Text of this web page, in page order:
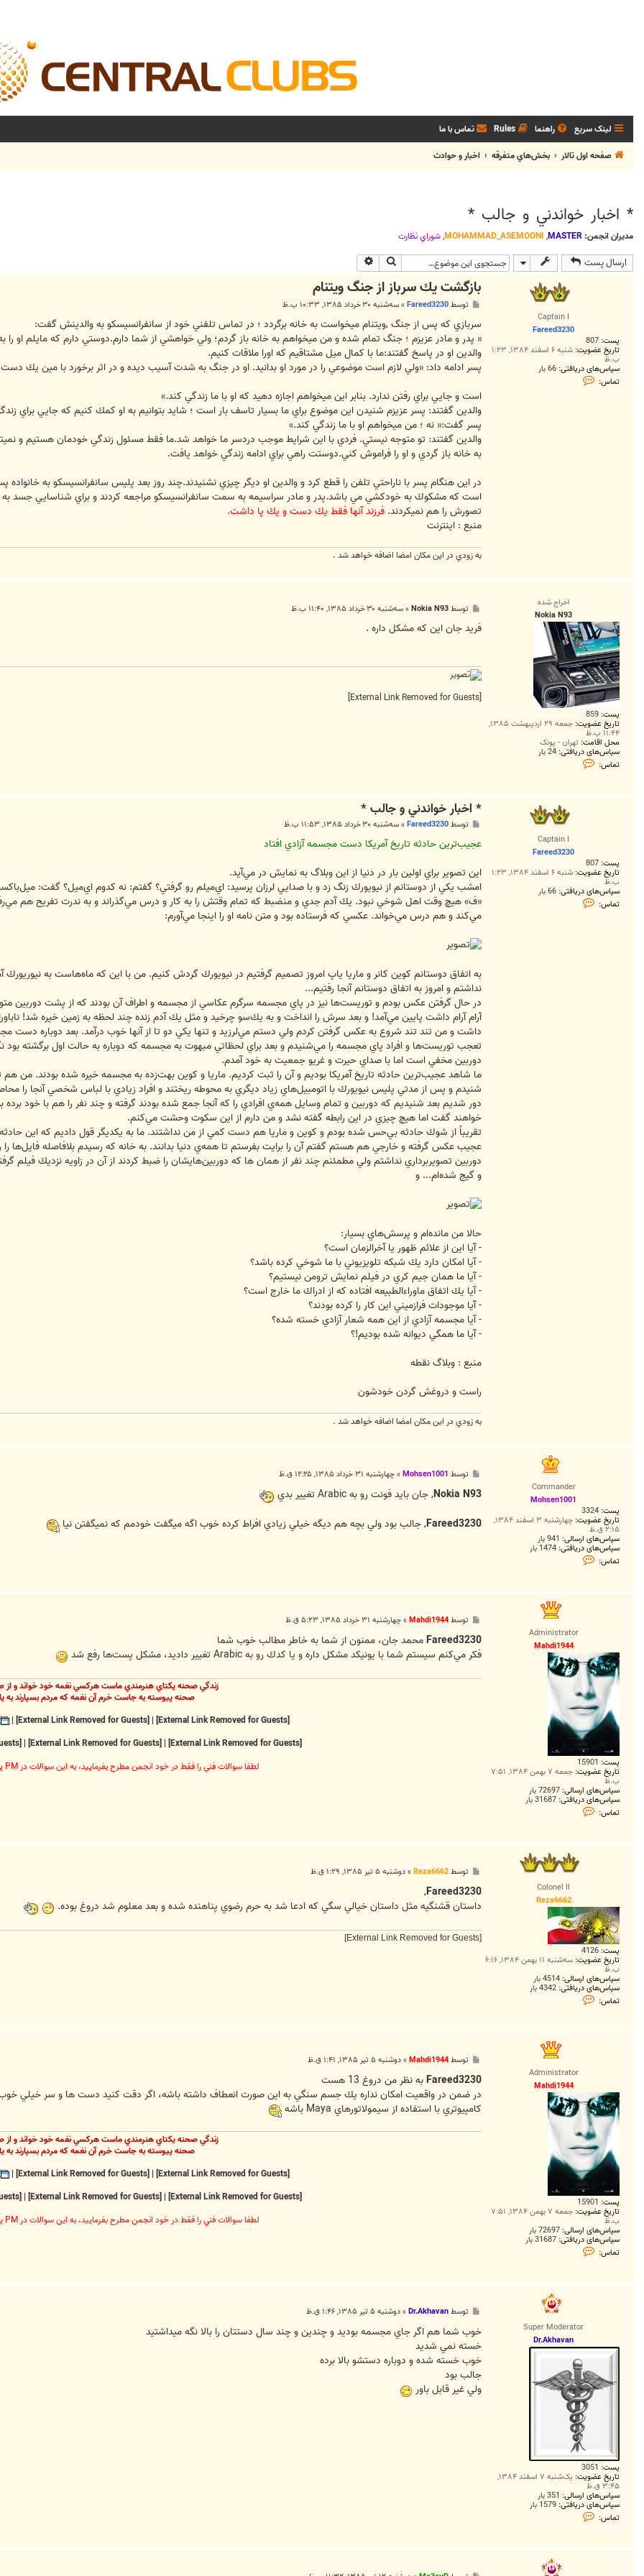
لینک سریع راهنما Rules تماس با ما
صفحه اول تالار
بخش‌‌هاي متفرقه اخبار و حوادث
* اخبار خواندني و جالب *
مدیران انجمن: MASTER
,
MOHAMMAD_ASEMOONI
,شوراي نظارت
ارسال پست جستجو
Captain I
Fareed3230
پست: 807
تاریخ عضویت: شنبه ۶ اسفند ۱۳۸۴, ۱:۲۳
ب.ظ
سپاس‌های دریافتی: 66 بار
تماس:
ت
بازگشت يك سرباز از جنگ ويتنام
ت
توسطFareed3230
»سه‌شنبه ۳۰ خرداد ۱۳۸۵, ۱۰:۳۳ ب.ظ
سربازي كه پس از جنگ ,ويتنام ميخواست به خانه برگردد ؛ در تماس تلفني خود از سانفرانسيسكو به والدينش گفت:
« پدر و مادر عزيزم ؛ جنگ تمام شده و من ميخواهم به خانه باز گردم؛ ولي خواهشي از شما دارم.دوستي دارم كه مايلم او را به
والدين او در پاسخ گفتند:ما با كمال ميل مشتاقيم كه اورا ملاقات كنيم.
پسر ادامه داد: «ولي لازم است موضوعي را در مورد او بدانيد. او در جنگ به شدت آسيب ديده و در اثر برخورد با مين يك
است و جايي براي رفتن ندارد. بنابر اين ميخواهم اجازه دهيد كه او با ما زندگي كند.»
والدين گفتند: پسر عزيزم شنيدن اين موضوع براي ما بسيار تاسف بار است ؛ شايد بتوانيم به او كمك كنيم كه جايي براي
پسر گفت:« نه ؛ من ميخواهم او با ما زندگي كند.»
والدين گفتند: تو متوجه نيستي. فردي با اين شرايط موجب دردسر ما خواهد شد.ما فقط مسئول زندگي خودمان هستيم و
به خانه باز گردي و او را فراموش كني.دوستت راهي براي ادامه زندگي خواهد يافت.
در اين هنگام پسر با ناراحتي تلفن را قطع كرد و والدين او ديگر چيزي نشنيدند.چند روز بعد پليس سانفرانسيسكو به
است که مشكوك به خودكشي مي باشد.پدر و مادر سراسيمه به سمت سانفرانسيسكو مراجعه كردند و براي شناسايي جسد به
تصورش را هم نميكردند. فرزند آنها فقط يك دست و يك پا داشت.
منبع : اينترنت
به زودي در اين مكان امضا اضافه خواهد شد .
اخراج شده
Nokia N93
پست: 859
تاریخ عضویت: جمعه ۲۹ اردیبهشت ۱۳۸۵,
۱۱:۴۴ ب.ظ
محل اقامت: تهران - پونک
سپاس‌های دریافتی: 24 بار
تماس:
ت
N
ت
توسطNokia N93
»سه‌شنبه ۳۰ خرداد ۱۳۸۵, ۱۱:۴۰ ب.ظ
فريد جان اين که مشکل داره .
[External Link Removed for Guests]
Captain I
Fareed3230
پست: 807
تاریخ عضویت: شنبه ۶ اسفند ۱۳۸۴, ۱:۲۳
ب.ظ
سپاس‌های دریافتی: 66 بار
تماس:
ت
* اخبار خواندني و جالب *
ت
توسطFareed3230
»سه‌شنبه ۳۰ خرداد ۱۳۸۵, ۱۱:۵۳ ب.ظ
عجيب‌ترين حادثه تاريخ آمريكا دست مجسمه آزادي افتاد
اين تصوير براي اولين بار در دنيا از اين وبلاگ به نمايش در مي‌آيد.
امشب يكي از دوستانم از نيويورك زنگ زد و با صدايي لرزان پرسيد: اي‌ميلم رو گرفتي؟ گفتم: نه كدوم اي‌ميل؟ گفت:
«ف» هيچ وقت اهل شوخي نبود. يك آدم جدي و منضبط كه تمام وقتش را به كار و درس مي‌گذراند و به ندرت تفريح هم
مي‌كند و هم درس مي‌خواند. عكسي كه فرستاده بود و متن نامه او را اينجا مي‌آورم:
به اتفاق دوستانم كوين كانر و ماريا ياپ امروز تصميم گرفتيم در نيويورك گردش كنيم. من با اين كه ماه‌هاست به
نداشتم و امروز به اتفاق دوستانم آنجا رفتيم...
آرام آرام داشت پايين مي‌آمد! و بعد سرش را انداخت و به يك‌سو چرخيد و مثل يك آدم زنده چند لحظه به زمين خيره شد!
داشت و من تند تند شروع به عكس گرفتن كردم ولي دستم مي‌لرزيد و تنها يكي دو تا از آنها خوب درآمد. بعد دوباره
تعجب توريست‌ها و افراد پاي مجسمه را مي‌شنيدم و بعد براي لحظاتي مبهوت به مجسمه كه دوباره به حالت اول برگشته بود
دوربين مخفي است اما با صداي حيرت و غريو جمعيت به خود آمدم.
ما شاهد عجيب‌ترين حادثه تاريخ آمريكا بوديم و آن را ثبت كرديم. ماريا و كوين بهت‌زده به مجسمه خيره شده بودند. من
شنيدم و پس از مدتي پليس نيويورك با اتومبيل‌هاي زياد ديگري به محوطه ريختند و افراد زيادي با لباس شخصي آنجا را
دور شديم بعد شنيديم كه دوربين و تمام وسايل همه‌ي افرادي را كه آنجا جمع شده بودند گرفته و چند نفر را هم با خود برده
خواهند گفت اما هيچ چيزي در اين رابطه گفته نشد و من دارم از اين سكوت وحشت مي‌كنم.
تقريباً از شوك حادثه بي‌حس شده بودم و كوين و ماريا هم دست كمي از من نداشتند. ما به يكديگر قول داديم كه اين
عجيب عكس گرفته و خارجي هم هستم گفتم آن را برايت بفرستم تا همه‌ي دنيا بدانند. به خانه كه رسيدم بلافاصله فايل‌ها
دوربين تصويربرداري نداشتم ولي مطمئنم چند نفر از همان ها كه دوربين‌هايشان را ضبط كردند از آن در زاويه نزديك فيلم
و گيج شده‌ام... و
حالا من مانده‌ام و پرسش‌هاي بسيار:
- آيا اين از علائم ظهور يا آخرالزمان است؟
- آيا امكان دارد يك شبكه تلويزيوني با ما شوخي كرده باشد؟
- آيا ما همان جيم كري در فيلم نمايش ترومن نيستيم؟
- آيا يك اتفاق ماوراءالطبيعه افتاده كه از ادراك ما خارج است؟
- آيا موجودات فرازميني اين كار را كرده بودند؟
- آيا مجسمه آزادي از اين همه شعار آزادي خسته شده؟
- آيا ما همگي ديوانه شده بوديم!؟
منبع : وبلاگ نقطه
راست و دروغش گردن خودشون
به زودي در اين مكان امضا اضافه خواهد شد .
Commander
Mohsen1001
پست: 3324
تاریخ عضویت: چهارشنبه ۳ اسفند ۱۳۸۴,
۲:۱۵ ق.ظ
سپاس‌های ارسالی: 941 بار
سپاس‌های دریافتی: 1474 بار
تماس:
ت
M
e
0
0
1
ت
توسط Mohsen1001
»چهارشنبه ۳۱ خرداد ۱۳۸۵, ۱۲:۲۵ ق.ظ
Nokia N93, جان بايد فونت رو به Arabic تغيير بدي
Fareed3230, جالب بود ولي بچه هم ديگه خيلي زيادي افراط کرده خوب اگه ميگفت خودمم که نميگفتن نيا
Administrator
Mahdi1944
پست: 15901
تاریخ عضویت: جمعه ۷ بهمن ۱۳۸۴, ۷:۵۱
ب.ظ
سپاس‌های ارسالی: 72697 بار
سپاس‌های دریافتی: 31687 بار
تماس:
ت
M
h
4
4
ت
توسطMahdi1944
»چهارشنبه ۳۱ خرداد ۱۳۸۵, ۵:۲۳ ق.ظ
Fareed3230 محمد جان، ممنون از شما به خاطر مطالب خوب شما
فكر مي‌كنم سيستم شما با يونيكد مشكل داره و يا كدك رو به Arabic تغيير داديد، مشكل پست‌ها رفع شد
زندگي صحنه يکتاي هنرمندي ماست هرکسي نغمه خود خواند و از
صحنه پيوسته به جاست خرم آن نغمه که مردم بسپارند به
[External Link Removed for Guests]
|
[External Link Removed for Guests]
|
[External Link Removed for Guests]
|
[External Link Removed for Guests]
|
[External Link Removed for Guests]
لطفا سوالات فني را فقط در خود انجمن مطرح بفرماييد، به اين سوالات در PM پاسخ داده نخواهد شد
Colonel II
Reza6662
پست: 4126
تاریخ عضویت: سه‌شنبه ۱۱ بهمن ۱۳۸۴, ۶:۱۶
ب.ظ
سپاس‌های ارسالی: 4514 بار
سپاس‌های دریافتی: 4342 بار
تماس:
ت
R
6
2
ت
توسطReza6662
»دوشنبه ۵ تیر ۱۳۸۵, ۱:۲۹ ق.ظ
Fareed3230
,
داستان قشنگيه مثل داستان خيالي سگي که ادعا شد به حرم رضوي پناهنده شده و بعد معلوم شد دروغ بوده.
[External Link Removed for Guests]
Administrator
Mahdi1944
پست: 15901
تاریخ عضویت: جمعه ۷ بهمن ۱۳۸۴, ۷:۵۱
ب.ظ
سپاس‌های ارسالی: 72697 بار
سپاس‌های دریافتی: 31687 بار
تماس:
ت
M
i
1
4
4
ت
توسطMahdi1944
»دوشنبه ۵ تیر ۱۳۸۵, ۱:۴۱ ق.ظ
Fareed3230 به نظر من دروغ 13 هست
در ضمن در واقعيت امكان نداره يك جسم سنگي به اين صورت انعطاف داشته باشه، اگر دقت كنيد دست ها و سر خيلي
كامپيوتري با استفاده از سيمولاتورهاي Maya باشه
زندگي صحنه يکتاي هنرمندي ماست هرکسي نغمه خود خواند و از
صحنه پيوسته به جاست خرم آن نغمه که مردم بسپارند به
[External Link Removed for Guests]
|
[External Link Removed for Guests]
|
[External Link Removed for Guests]
|
[External Link Removed for Guests]
|
[External Link Removed for Guests]
لطفا سوالات فني را فقط در خود انجمن مطرح بفرماييد، به اين سوالات در PM پاسخ داده نخواهد شد
Super Moderator
Dr.Akhavan
پست: 3051
تاریخ عضویت: یک‌شنبه ۷ اسفند ۱۳۸۴,
۳:۴۵ ق.ظ
سپاس‌های ارسالی: 351 بار
سپاس‌های دریافتی: 1579 بار
تماس:
ت
D
ت
توسطDr.Akhavan
»دوشنبه ۵ تیر ۱۳۸۵, ۱:۴۶ ق.ظ
خوب شما هم اگر جاي مجسمه بوديد و چندين و چند سال دستتان را بالا نگه ميداشتيد
خسته نمي شديد
خوب خسته شده و دوباره دستشو بالا برده
جالب بود
ولي غير قابل باور